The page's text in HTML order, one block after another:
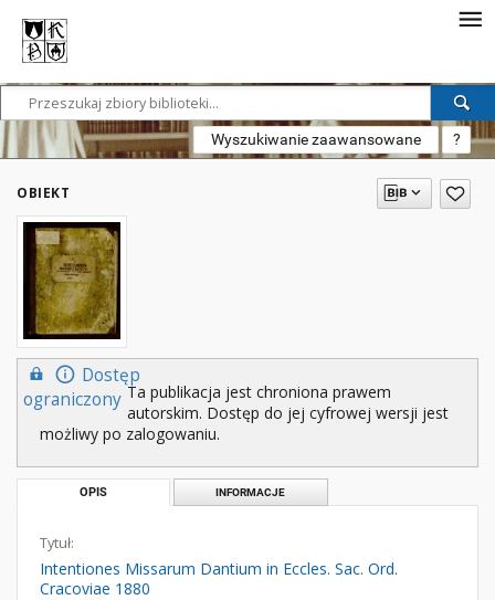
Wyszukiwanie zaawansowane ?
OBIEKT
Dostęp
ograniczony Ta publikacja jest chroniona prawem
autorskim. Dostęp do jej cyfrowej wersji jest
możliwy po zalogowaniu.
OPIS INFORMACJE
Tytuł:
Intentiones Missarum Dantium in Eccles. Sac. Ord.
Cracoviae 1880